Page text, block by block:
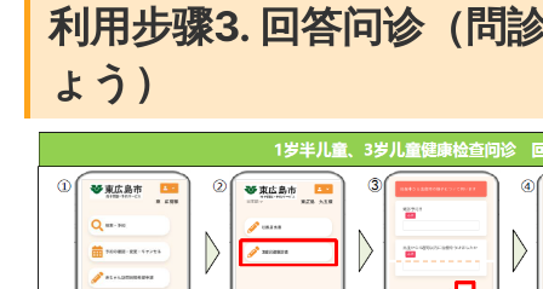
利用步骤3. 回答问诊（問
ょう）